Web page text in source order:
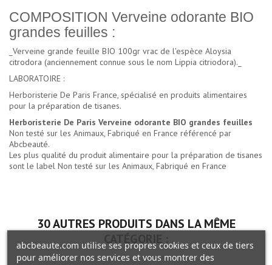
COMPOSITION Verveine odorante BIO
grandes feuilles :
_Verveine grande feuille BIO 100gr vrac de l'espèce Aloysia
citrodora (anciennement connue sous le nom Lippia citriodora)._
LABORATOIRE :
Herboristerie De Paris France, spécialisé en produits alimentaires
pour la préparation de tisanes.
Herboristerie De Paris Verveine odorante BIO grandes feuilles
Non testé sur les Animaux, Fabriqué en France référencé par
Abcbeauté.
Les plus qualité du produit alimentaire pour la préparation de tisanes
sont le label Non testé sur les Animaux, Fabriqué en France
30 AUTRES PRODUITS DANS LA MÊME
abcbeaute.com utilise ses propres cookies et ceux de tiers
pour améliorer nos services et vous montrer des